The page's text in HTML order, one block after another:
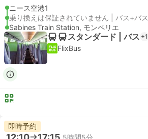
ニース空港1
乗り換えは保証されていません | バス+バス
Sabines Train Station, モンペリエ
スタンダード | バス +1
FlixBus
即時予約
5時間5分